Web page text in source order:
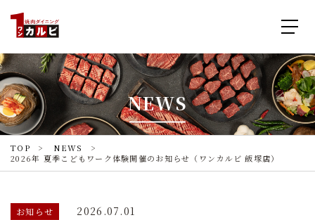
NEWS
TOP
NEWS
2026年 夏季こどもワーク体験開催のお知らせ（ワンカルビ 飯塚店）
お知らせ 2026.07.01